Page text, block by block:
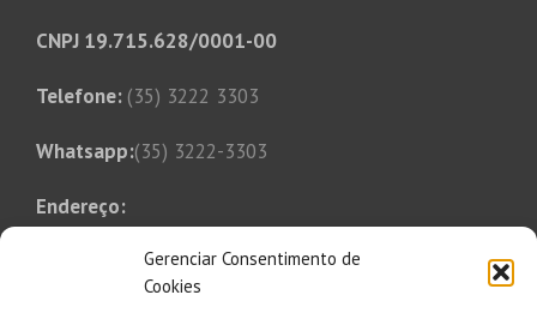
Gerenciar Consentimento de
Cookies
CNPJ 19.715.628/0001-00
Telefone: (35) 3222 3303
Whatsapp:(35) 3222-3303
Endereço:
Bairro Bom Pastor
Varginha, MG, CEP 37014-250